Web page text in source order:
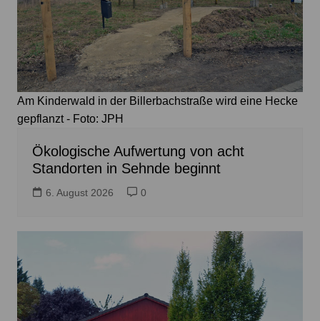
Am Kinderwald in der Billerbachstraße wird eine Hecke
gepflanzt - Foto: JPH
Ökologische Aufwertung von acht
Standorten in Sehnde beginnt
6. August 2026 0